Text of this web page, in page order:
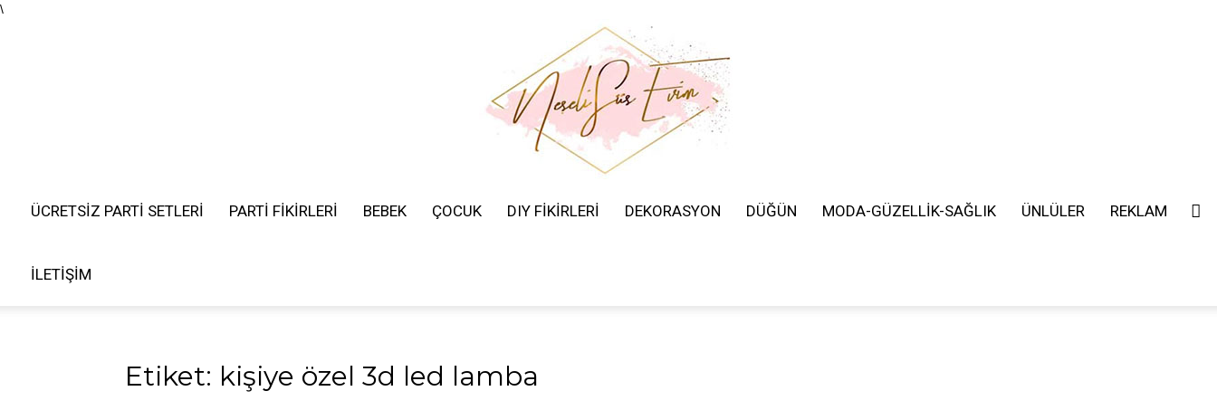
\
ÜCRETSIZ PARTI SETLERI PARTİ FİKİRLERİ BEBEK ÇOCUK DIY FİKİRLERİ DEKORASYON DÜĞÜN MODA-GÜZELLİK-SAĞLIK ÜNLÜLER REKLAM
İLETIŞIM
Etiket: kişiye özel 3d led lamba